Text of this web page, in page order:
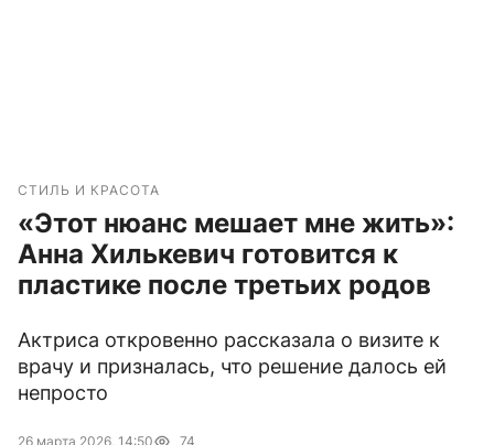
СТИЛЬ И КРАСОТА
«Этот нюанс мешает мне жить»:
Анна Хилькевич готовится к
пластике после третьих родов
Актриса откровенно рассказала о визите к
врачу и призналась, что решение далось ей
непросто
26 марта 2026, 14:50 74